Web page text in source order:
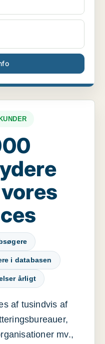
i databasen
årligt
af tusindvis af
mv.,